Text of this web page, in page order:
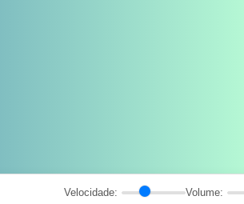
Velocidade: Volume: